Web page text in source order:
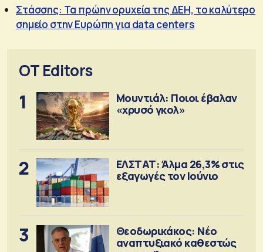
Στάσσης: Τα πρώην ορυχεία της ΔΕΗ, το καλύτερο
σημείο στην Ευρώπη για data centers
OT Editors
1
Μουντιάλ: Ποιοι έβαλαν
«χρυσό γκολ»
2
ΕΛΣΤΑΤ: Άλμα 26,3% στις
εξαγωγές τον Ιούνιο
3
Θεοδωρικάκος: Νέο
αναπτυξιακό καθεστώς